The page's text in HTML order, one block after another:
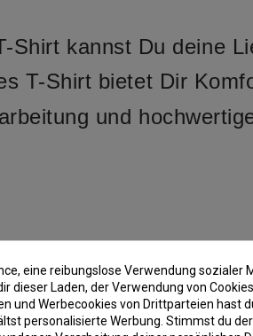
kannst Du deine
T-Shirt bietet Dir
und
eine reibungslose Verwendung sozialer
dieser Laden, der Verwendung von
und Werbecookies von Drittparteien hast
personalisierte Werbung. Stimmst du